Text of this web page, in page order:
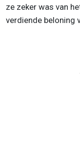
ze zeker was van
verdiende beloning